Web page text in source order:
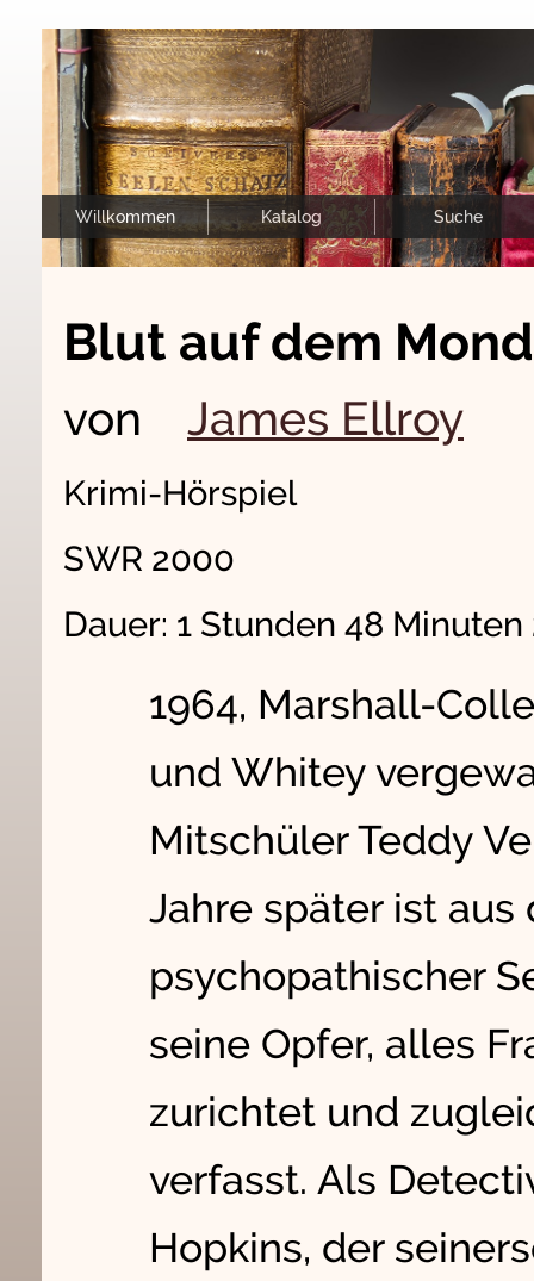
Willkommen Katalog Suche
Blut auf dem Mond
von James Ellroy
Krimi-Hörspiel
SWR 2000
Dauer: 1 Stunden 48
1964, Marshall-
und Whitey
Mitschüler Teddy
Jahre später ist
psychopathischer
seine Opfer, alles
zurichtet und
verfasst. Als
Hopkins, der